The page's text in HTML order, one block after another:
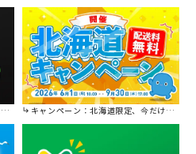
キャンペーン：北海道限定、今だけ送料無料！